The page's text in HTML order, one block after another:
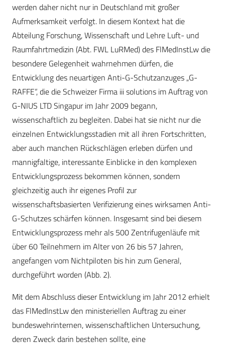
werden daher nicht nur in Deutschland mit großer
Aufmerksamkeit verfolgt. In diesem Kontext hat die
Abteilung Forschung, Wissenschaft und Lehre Luft- und
Raumfahrtmedizin (Abt. FWL LuRMed) des FlMedInstLw die
besondere Gelegenheit wahrnehmen dürfen, die
Entwicklung des neuartigen Anti-G-Schutzanzuges „G-
RAFFE“, die die Schweizer Firma iii solutions im Auftrag von
G-NIUS LTD Singapur im Jahr 2009 begann,
wissenschaftlich zu begleiten. Dabei hat sie nicht nur die
einzelnen Entwicklungsstadien mit all ihren Fortschritten,
aber auch manchen Rückschlägen erleben dürfen und
mannigfaltige, interessante Einblicke in den komplexen
Entwicklungsprozess bekommen können, sondern
gleichzeitig auch ihr eigenes Profil zur
wissenschaftsbasierten Verifizierung eines wirksamen Anti-
G-Schutzes schärfen können. Insgesamt sind bei diesem
Entwicklungsprozess mehr als 500 Zentrifugenläufe mit
über 60 Teilnehmern im Alter von 26 bis 57 Jahren,
angefangen vom Nichtpiloten bis hin zum General,
durchgeführt worden (Abb. 2).
Mit dem Abschluss dieser Entwicklung im Jahr 2012 erhielt
das FlMedInstLw den ministeriellen Auftrag zu einer
bundeswehrinternen, wissenschaftlichen Untersuchung,
deren Zweck darin bestehen sollte, eine